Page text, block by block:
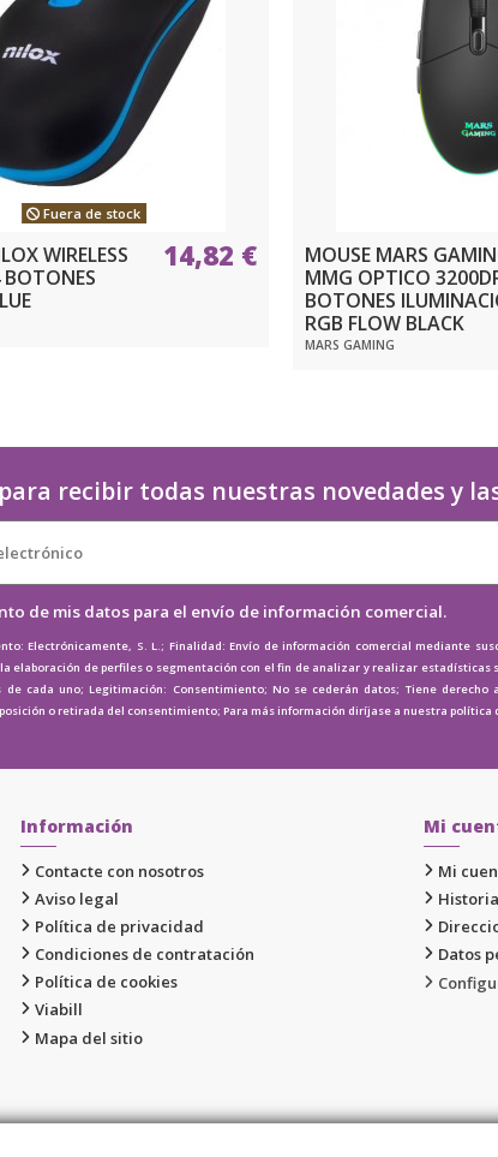
Fuera de stock
WIRELESS
14,82 €
MOUSE MARS
MMG OPTICO
BOTONES
RGB FLOW BLACK
MARS GAMING
recibir todas nuestras novedades y
de mis datos para el envío de información comercial.
Electrónicamente, S. L.; Finalidad: Envío de información comercial mediante
elaboración de perfiles o segmentación con el fin de analizar y realizar
de cada uno; Legitimación: Consentimiento; No se cederán datos; Tiene derecho
o retirada del consentimiento; Para más información diríjase a nuestra política
Información
Contacte con nosotros
Aviso legal
Política de privacidad
Condiciones de contratación
Política de cookies
Viabill
Mapa del sitio
Mi
Mi
Datos